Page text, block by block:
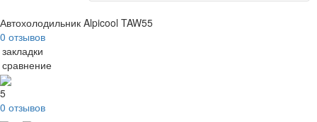
Автохолодильник Alpicool TAW55
0 отзывов
5
0 отзывов